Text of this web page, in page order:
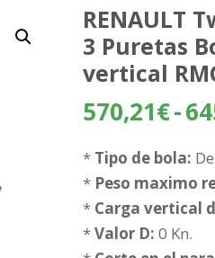
RENAULT
3 Puretas
vertical
570,21€-
* Tipo de bola:
* Peso maximo
* Carga vertical
*Valor D: 0 Kn.